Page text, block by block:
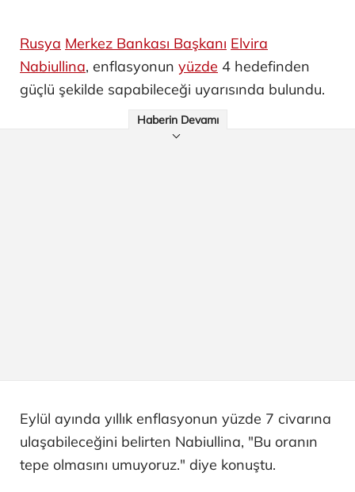
Rusya Merkez Bankası Başkanı Elvira
Nabiullina, enflasyonun yüzde 4 hedefinden
güçlü şekilde sapabileceği uyarısında bulundu.
Haberin Devamı
Eylül ayında yıllık enflasyonun yüzde 7 civarına
ulaşabileceğini belirten Nabiullina, "Bu oranın
tepe olmasını umuyoruz." diye konuştu.